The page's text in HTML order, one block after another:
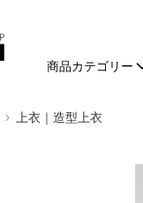
商品カテゴリー
上衣｜造型上衣